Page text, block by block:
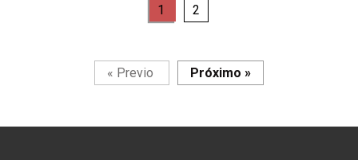
page
1 page
2
« Previo PáginaPróximo Página
»